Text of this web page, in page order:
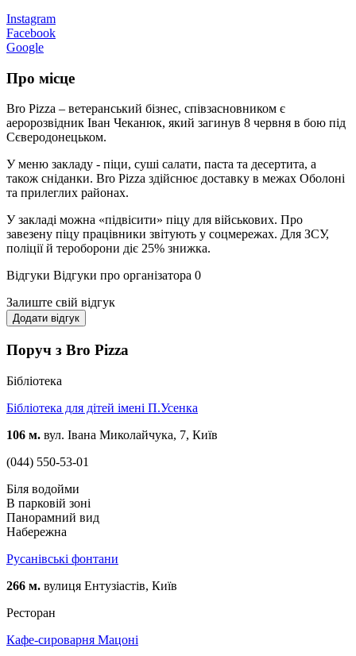
Instagram
Facebook
Google
Про місце
Bro Pizza – ветеранський бізнес, співзасновником є
аеророзвідник Іван Чеканюк, який загинув 8 червня в бою під
Сєверодонецьком.
У меню закладу - піци, суші салати, паста та десертита, а
також сніданки. Bro Pizza здійснює доставку в межах Оболоні
та прилеглих районах.
У закладі можна «підвісити» піцу для військових. Про
завезену піцу працівники звітують у соцмережах. Для ЗСУ,
поліції й тероборони діє 25% знижка.
Відгуки Відгуки про організатора 0
Залиште свій відгук
Додати відгук
Поруч з Bro Pizza
Бібліотека
Бібліотека для дітей імені П.Усенка
106 м. вул. Івана Миколайчука, 7, Київ
(044) 550-53-01
Біля водойми
В парковій зоні
Панорамний вид
Набережна
Русанівські фонтани
266 м. вулиця Ентузіастів, Київ
Ресторан
Кафе-сироварня Мацоні